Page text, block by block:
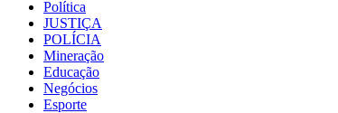
Política
JUSTIÇA
POLÍCIA
Mineração
Educação
Negócios
Esporte